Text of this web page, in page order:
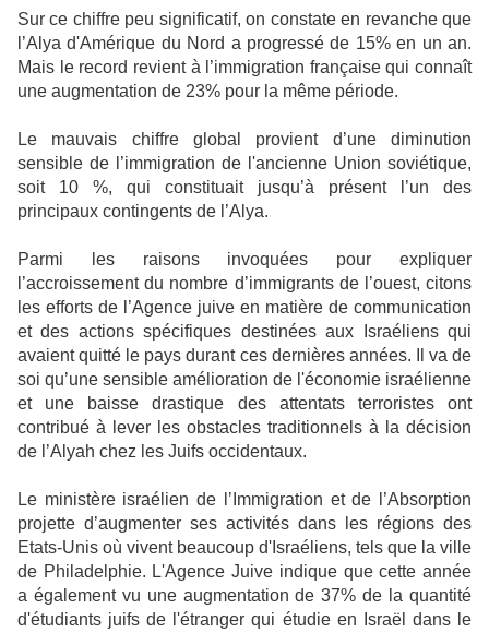
Sur ce chiffre peu significatif, on constate en revanche que
l’Alya d'Amérique du Nord a progressé de 15% en un an.
Mais le record revient à l’immigration française qui connaît
une augmentation de 23% pour la même période.
Le mauvais chiffre global provient d’une diminution
sensible de l’immigration de l'ancienne Union soviétique,
soit 10 %, qui constituait jusqu’à présent l’un des
principaux contingents de l’Alya.
Parmi les raisons invoquées pour expliquer
l’accroissement du nombre d’immigrants de l’ouest, citons
les efforts de l’Agence juive en matière de communication
et des actions spécifiques destinées aux Israéliens qui
avaient quitté le pays durant ces dernières années. Il va de
soi qu’une sensible amélioration de l'économie israélienne
et une baisse drastique des attentats terroristes ont
contribué à lever les obstacles traditionnels à la décision
de l’Alyah chez les Juifs occidentaux.
Le ministère israélien de l’Immigration et de l’Absorption
projette d’augmenter ses activités dans les régions des
Etats-Unis où vivent beaucoup d'Israéliens, tels que la ville
de Philadelphie. L'Agence Juive indique que cette année
a également vu une augmentation de 37% de la quantité
d'étudiants juifs de l'étranger qui étudie en Israël dans le